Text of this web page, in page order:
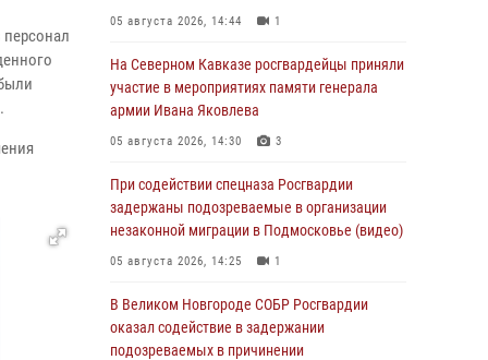
05 августа 2026, 14:44 1
На Северном Кавказе росгвардейцы приняли
участие в мероприятиях памяти генерала
армии Ивана Яковлева
05 августа 2026, 14:30 3
При содействии спецназа Росгвардии
задержаны подозреваемые в организации
незаконной миграции в Подмосковье (видео)
05 августа 2026, 14:25 1
В Великом Новгороде СОБР Росгвардии
оказал содействие в задержании
подозреваемых в причинении